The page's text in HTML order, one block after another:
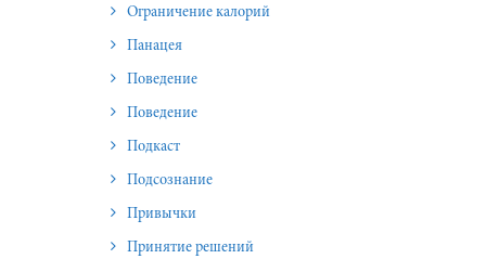
Ограничение калорий
Панацея
Поведение
Поведение
Подкаст
Подсознание
Привычки
Принятие решений